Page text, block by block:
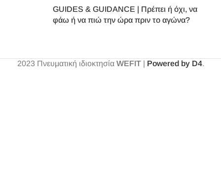
GUIDES & GUIDANCE | Πρέπει ή όχι, να
φάω ή να πιώ την ώρα πριν το αγώνα?
2023 Πνευματική ιδιοκτησία WEFIT| Powered by D4.